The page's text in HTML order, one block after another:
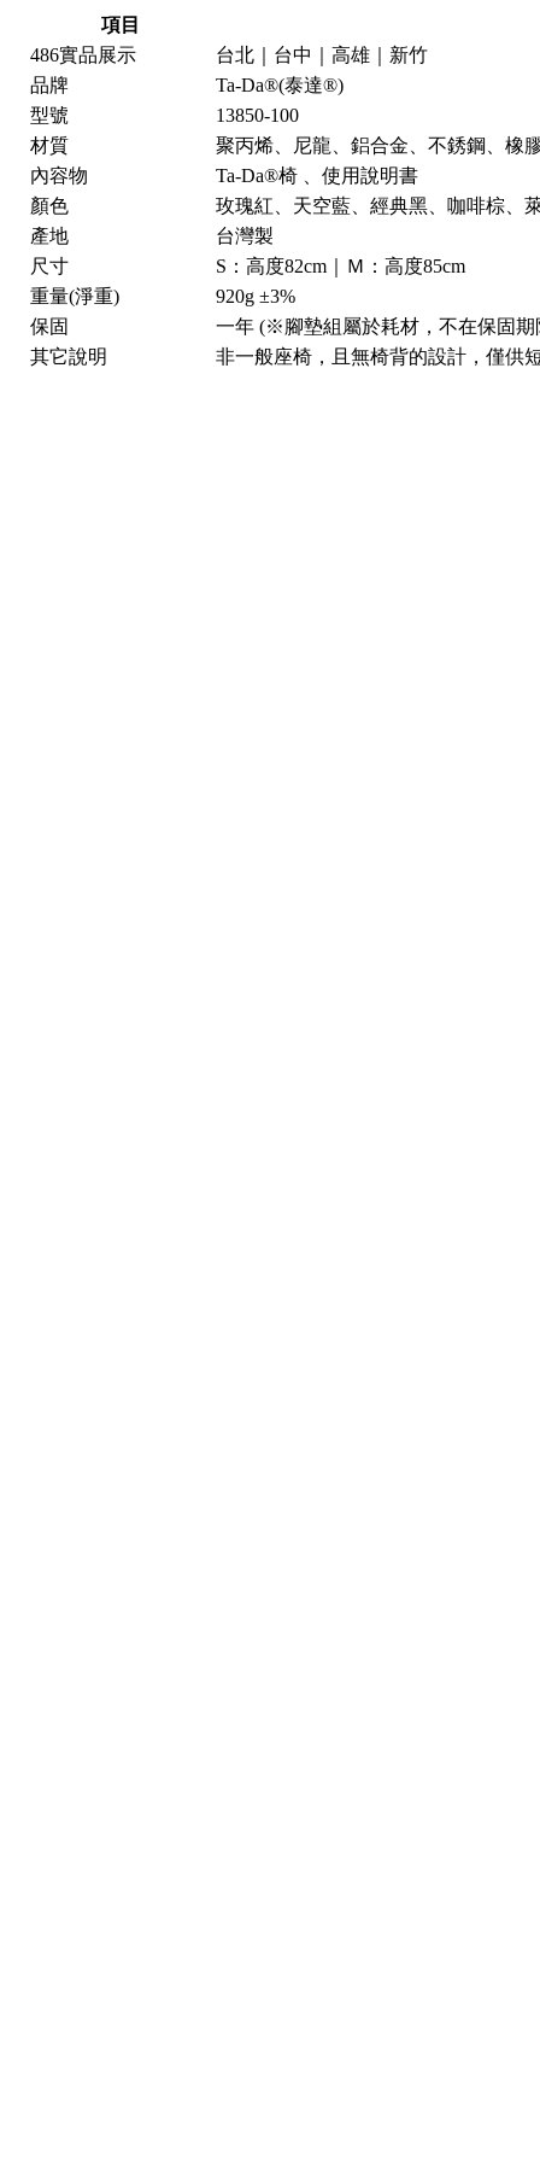
項目
486實品展示
台北｜台中｜高雄｜新竹
品牌
Ta-Da®(泰達®)
型號
13850-100
材質
聚丙烯、尼龍、鋁合金、不銹鋼、橡
內容物
Ta-Da®椅 、使用說明書
顏色
玫瑰紅、天空藍、經典黑、咖啡棕、
產地
台灣製
尺寸
S：高度82cm｜Ｍ：高度85cm
重量(淨重)
920g ±3%
保固
一年 (※腳墊組屬於耗材，不在保固期
其它說明
非一般座椅，且無椅背的設計，僅供